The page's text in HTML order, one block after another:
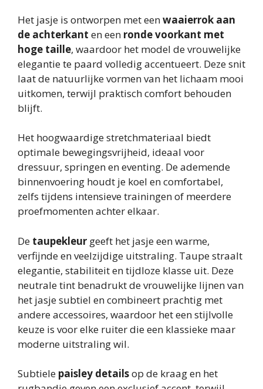
Het jasje is ontworpen met eenwaaierrok aan
de achterkant en een ronde voorkant met
hoge taille, waardoor het model de vrouwelijke
elegantie te paard volledig accentueert. Deze snit
laat de natuurlijke vormen van het lichaam mooi
uitkomen, terwijl praktisch comfort behouden
blijft.
Het hoogwaardige stretchmateriaal biedt
optimale bewegingsvrijheid, ideaal voor
dressuur, springen en eventing. De ademende
binnenvoering houdt je koel en comfortabel,
zelfs tijdens intensieve trainingen of meerdere
proefmomenten achter elkaar.
De taupekleur geeft het jasje een warme,
verfijnde en veelzijdige uitstraling. Taupe straalt
elegantie, stabiliteit en tijdloze klasse uit. Deze
neutrale tint benadrukt de vrouwelijke lijnen van
het jasje subtiel en combineert prachtig met
andere accessoires, waardoor het een stijlvolle
keuze is voor elke ruiter die een klassieke maar
moderne uitstraling wil.
Subtiele paisley detailsop de kraag en het